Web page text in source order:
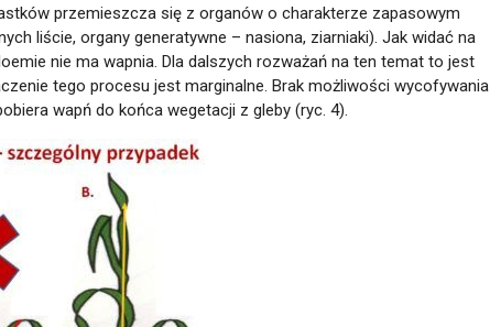
przemieszcza się z organów o charakterze zapasowym
liście, organy generatywne – nasiona, ziarniaki). Jak widać na
nie ma wapnia. Dla dalszych rozważań na ten temat to jest
tego procesu jest marginalne. Brak możliwości wycofywania
wapń do końca wegetacji z gleby (ryc. 4).